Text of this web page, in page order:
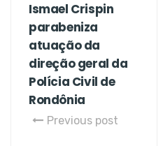
Ismael Crispin
parabeniza
atuação da
direção geral da
Polícia Civil de
Rondônia
Previous post